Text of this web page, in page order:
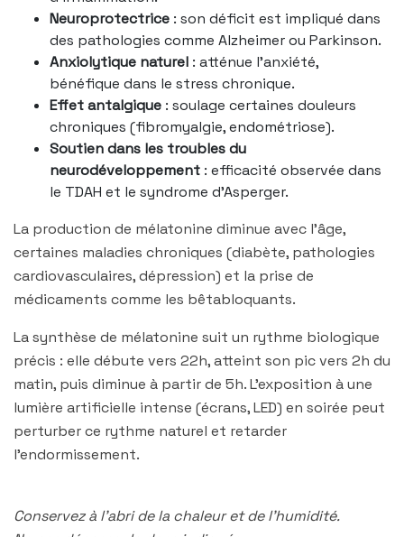
Neuroprotectrice : son déficit est impliqué dans
des pathologies comme Alzheimer ou Parkinson.
Anxiolytique naturel : atténue l’anxiété,
bénéfique dans le stress chronique.
Effet antalgique : soulage certaines douleurs
chroniques (fibromyalgie, endométriose).
Soutien dans les troubles du
neurodéveloppement : efficacité observée dans
le TDAH et le syndrome d’Asperger.
La production de mélatonine diminue avec l’âge,
certaines maladies chroniques (diabète, pathologies
cardiovasculaires, dépression) et la prise de
médicaments comme les bêtabloquants.
La synthèse de mélatonine suit un rythme biologique
précis : elle débute vers 22h, atteint son pic vers 2h du
matin, puis diminue à partir de 5h. L’exposition à une
lumière artificielle intense (écrans, LED) en soirée peut
perturber ce rythme naturel et retarder
l’endormissement.
Conservez à l’abri de la chaleur et de l’humidité.